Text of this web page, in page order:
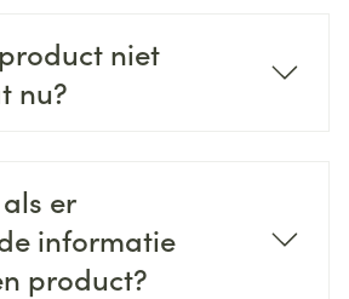
niet
nu?
er
informatie
product?